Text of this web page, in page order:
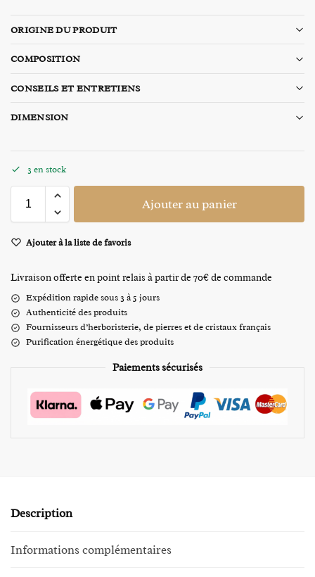
ORIGINE DU PRODUIT
COMPOSITION
CONSEILS ET ENTRETIENS
DIMENSION
3 en stock
Ajouter au panier
Ajouter à la liste de favoris
Livraison offerte en point relais à partir de 70€ de commande
Expédition rapide sous 3 à 5 jours
Authenticité des produits
Fournisseurs d’herboristerie, de pierres et de cristaux français
Purification énergétique des produits
Paiements sécurisés
Description
Informations complémentaires